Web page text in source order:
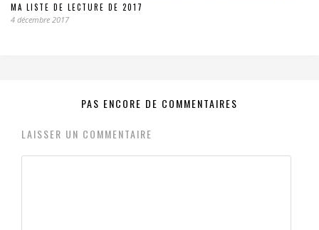
MA LISTE DE LECTURE DE 2017
4 décembre 2017
PAS ENCORE DE COMMENTAIRES
LAISSER UN COMMENTAIRE